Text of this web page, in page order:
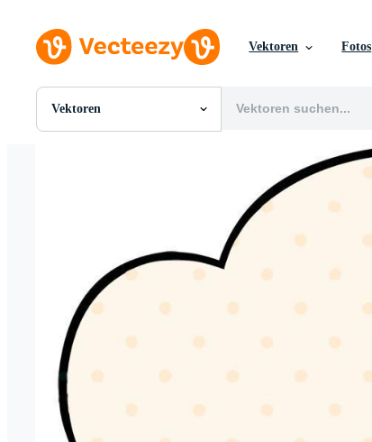
Vektoren Fotos
Vektoren
Alle Bilder
Motion Graphics
Redaktionelle Bilder
Redaktionelle Ereignisse